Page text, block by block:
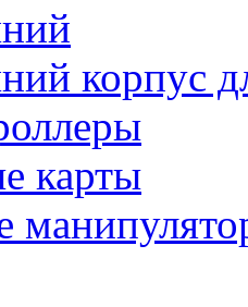
корпус
карты